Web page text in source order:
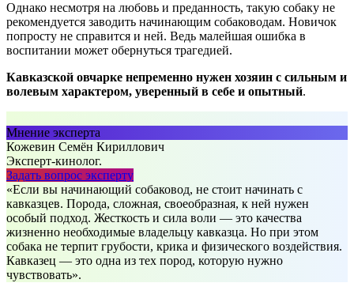
Однако несмотря на любовь и преданность, такую собаку не
рекомендуется заводить начинающим собаководам. Новичок
попросту не справится и ней. Ведь малейшая ошибка в
воспитании может обернуться трагедией.
Кавказской овчарке непременно нужен хозяин с сильным и
волевым характером, уверенный в себе и опытный.
Мнение эксперта
Кожевин Семён Кириллович
Эксперт-кинолог.
Задать вопрос эксперту
«Если вы начинающий собаковод, не стоит начинать с
кавказцев. Порода, сложная, своеобразная, к ней нужен
особый подход. Жесткость и сила воли — это качества
жизненно необходимые владельцу кавказца. Но при этом
собака не терпит грубости, крика и физического воздействия.
Кавказец — это одна из тех пород, которую нужно
чувствовать».